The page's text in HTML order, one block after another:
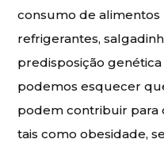
consumo de
refrigerantes,
predisposição
podemos esquecer
podem contribuir para
tais como obesidade,